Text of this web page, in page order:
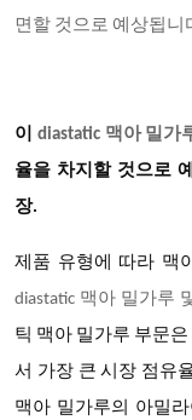
면할 것으로 예상됩니
이 diastatic 맥아 밀가
율을 차지할 것으로
장.
제품 유형에 따라 맥
diastatic 맥아 밀가루
틱 맥아 밀가루 부문
서 가장 큰 시장 점유
맥아 밀가루의 아밀